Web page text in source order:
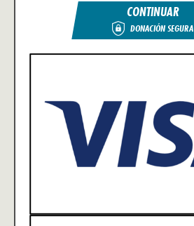
CONTINUAR
DONACIÓN SEGURA